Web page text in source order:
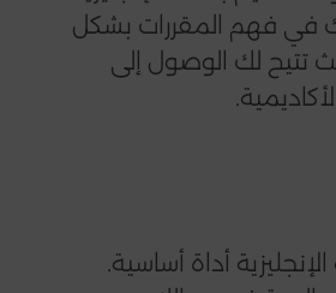
في فهم المقررات بشكل
تتيح لك الوصول إلى
أداة أساسية.